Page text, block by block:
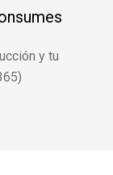
y tu